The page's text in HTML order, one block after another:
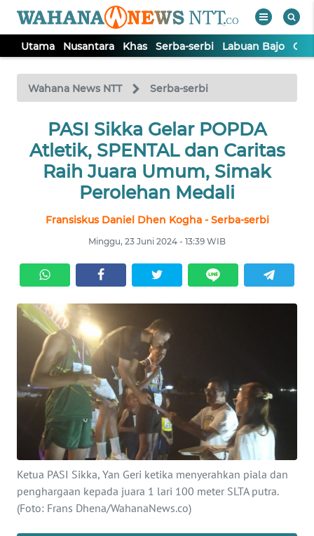
Utama Nusantara Khas Serba-serbi Labuan Bajo
Wahana News NTT Serba-serbi
PASI Sikka Gelar POPDA
Atletik, SPENTAL dan Caritas
Raih Juara Umum, Simak
Perolehan Medali
Fransiskus Daniel Dhen Kogha - Serba-serbi
Minggu, 23 Juni 2024 - 13:39 WIB
Ketua PASI Sikka, Yan Geri ketika menyerahkan piala dan
penghargaan kepada juara 1 lari 100 meter SLTA putra.
(Foto: Frans Dhena/WahanaNews.co)
TV
Tutup
UTAMA
NUSANTARA
SERBI
LABUAN
BAJO
OPINI
Informasi
INDEKS
BERITA
KONTAK
KAMI